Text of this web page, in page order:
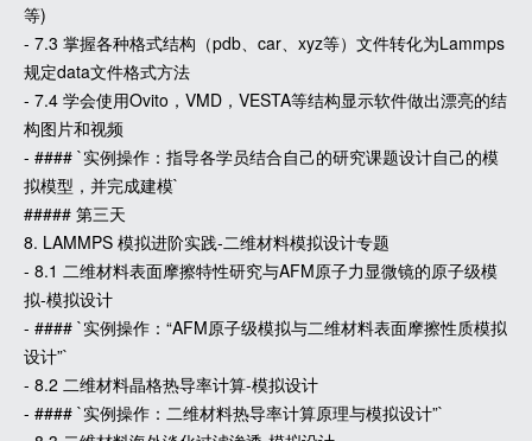
等)
- 7.3 掌握各种格式结构（pdb、car、xyz等）文件转化为Lammps
规定data文件格式方法
- 7.4 学会使用Ovito，VMD，VESTA等结构显示软件做出漂亮的结
构图片和视频
- #### `实例操作：指导各学员结合自己的研究课题设计自己的模
拟模型，并完成建模`
##### 第三天
8. LAMMPS 模拟进阶实践-二维材料模拟设计专题
- 8.1 二维材料表面摩擦特性研究与AFM原子力显微镜的原子级模
拟-模拟设计
- #### `实例操作：“AFM原子级模拟与二维材料表面摩擦性质模拟
设计”`
- 8.2 二维材料晶格热导率计算-模拟设计
- #### `实例操作：二维材料热导率计算原理与模拟设计”`